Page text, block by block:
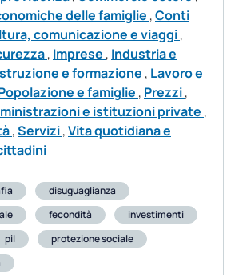
delle famiglie ,Conti
comunicazione e viaggi,
, Imprese , Industria e
e formazione , Lavoro e
e famiglie , Prezzi,
e istituzioni private ,
,Servizi,Vita quotidiana e
disuguaglianza
fecondità
investimenti
pil
protezione sociale